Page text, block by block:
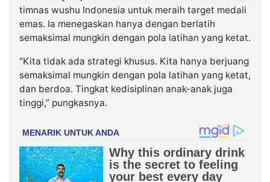
timnas wushu Indonesia untuk meraih target medali
emas. Ia menegaskan hanya dengan berlatih
semaksimal mungkin dengan pola latihan yang ketat.
“Kita tidak ada strategi khusus. Kita hanya berjuang
semaksimal mungkin dengan pola latihan yang ketat,
dan berdoa. Tingkat kedisiplinan anak-anak juga
tinggi,” pungkasnya.